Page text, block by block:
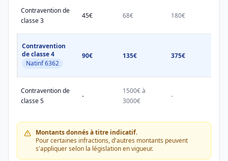
Contravention de
classe 3
45€ 68€ 180€
Contravention
de classe 4
Natinf 6362
90€ 135€ 375€
Contravention de
classe 5
-
1500€ à
3000€
-
Montants donnés à titre indicatif.
Pour certaines infractions, d'autres montants peuvent
s'appliquer selon la législation en vigueur.